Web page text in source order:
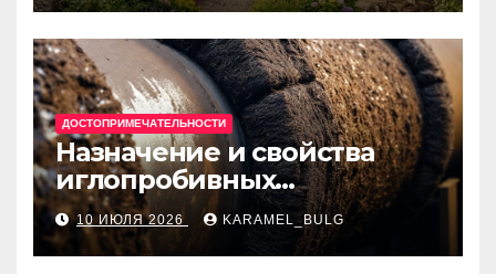
ДОСТОПРИМЕЧАТЕЛЬНОСТИ
Назначение и свойства
иглопробивных
базальтовых огнеупорных
матов
10 ИЮЛЯ 2026 KARAMEL_BULG